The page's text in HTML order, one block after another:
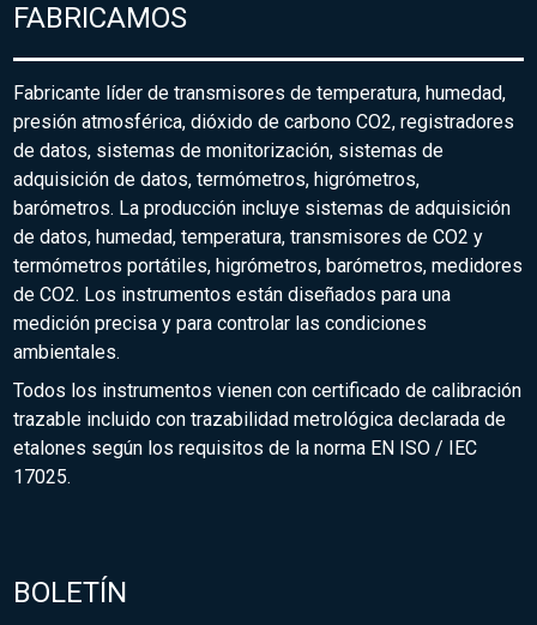
FABRICAMOS
Fabricante líder de transmisores de temperatura, humedad,
presión atmosférica, dióxido de carbono CO2, registradores
de datos, sistemas de monitorización, sistemas de
adquisición de datos, termómetros, higrómetros,
barómetros. La producción incluye sistemas de adquisición
de datos, humedad, temperatura, transmisores de CO2 y
termómetros portátiles, higrómetros, barómetros, medidores
de CO2. Los instrumentos están diseñados para una
medición precisa y para controlar las condiciones
ambientales.
Todos los instrumentos vienen con certificado de calibración
trazable incluido con trazabilidad metrológica declarada de
etalones según los requisitos de la norma EN ISO / IEC
17025.
BOLETÍN